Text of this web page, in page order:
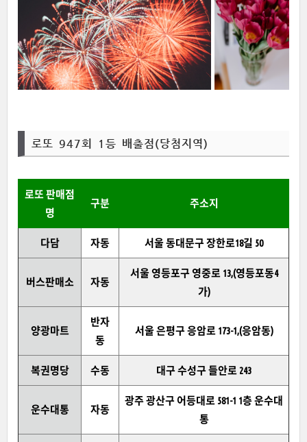
로또 947회 1등 배출점(당첨지역)
로또 판매점
명
구분 주소지
다담 자동 서울 동대문구 장한로18길 50
버스판매소 자동
서울 영등포구 영중로 13,(영등포동4
가)
양광마트
반자
동
서울 은평구 응암로 173-1,(응암동)
복권명당 수동 대구 수성구 들안로 243
운수대통 자동
광주 광산구 어등대로 581-1 1층 운수대
통